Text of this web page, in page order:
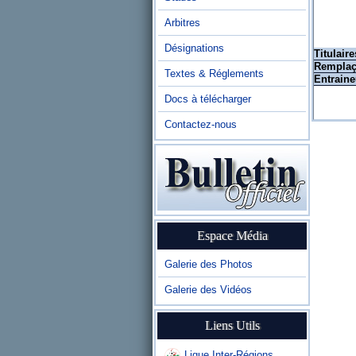
Arbitres
Désignations
Textes & Réglements
Docs à télécharger
Contactez-nous
Espace Média
Galerie des Photos
Galerie des Vidéos
Liens Utils